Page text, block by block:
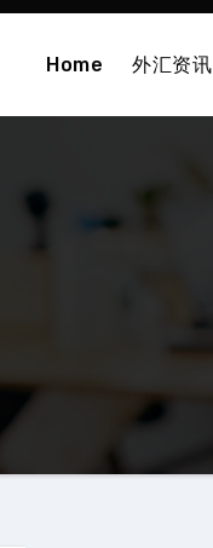
Home 外汇资讯